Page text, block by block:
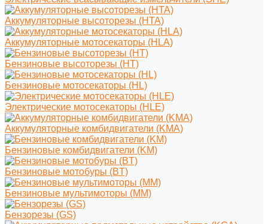
Аккумуляторные высоторезы (HTA)
Аккумуляторные мотосекаторы (HLA)
Бензиновые высоторезы (HT)
Бензиновые мотосекаторы (HL)
Электрические мотосекаторы (HLE)
Аккумуляторные комбидвигатели (KMA)
Бензиновые комбидвигатели (KM)
Бензиновые мотобуры (BT)
Бензиновые мультимоторы (MM)
Бензорезы (GS)